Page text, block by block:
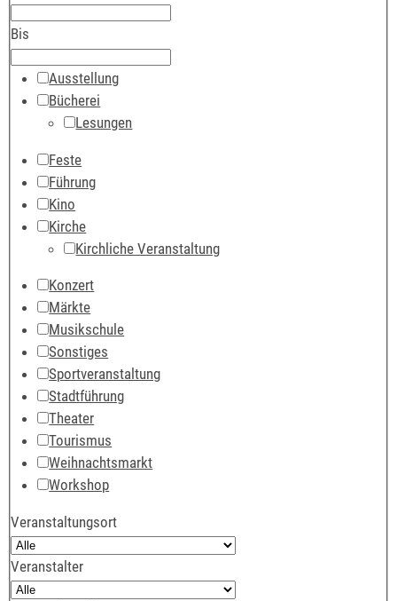
Bis
Ausstellung
Bücherei
Lesungen
Feste
Führung
Kino
Kirche
Kirchliche Veranstaltung
Konzert
Märkte
Musikschule
Sonstiges
Sportveranstaltung
Stadtführung
Theater
Tourismus
Weihnachtsmarkt
Workshop
Veranstaltungsort
Veranstalter